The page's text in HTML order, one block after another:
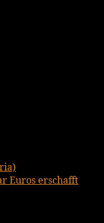
Euros erschafft